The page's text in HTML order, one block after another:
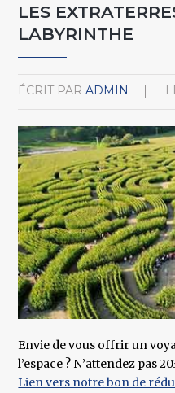
LES
LABYRINTHE
ÉCRIT PAR ADMIN
Envie de vous offrir un
l’espace ? N’attendez pas
Lien vers notre bon de